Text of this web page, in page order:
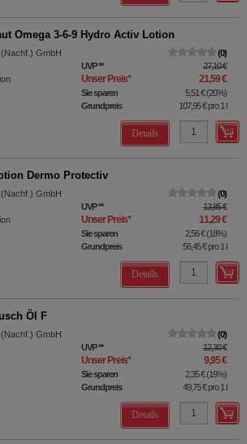
Omega 3-6-9 Hydro Activ Lotion
GmbH
0
UVP** 27,10 €
Unser Preis* 21,59 €
Sie sparen 5,51 €(20%)
Grundpreis
107,95 €pro 1 l
Details
Dermo Protectiv
GmbH
0
UVP** 13,85 €
Unser Preis* 11,29 €
Sie sparen 2,56 €(18%)
Grundpreis
56,45 €pro 1 l
Details
Öl F
GmbH
0
UVP** 12,30 €
Unser Preis* 9,95 €
Sie sparen 2,35 €(19%)
Grundpreis
49,75 €pro 1 l
Details